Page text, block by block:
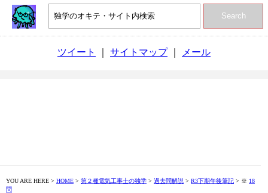
Search
ツイート サイトマップ｜ メール
YOU ARE HERE > HOME > 第２種電気工事士の独学 > 過去問解説 > R3下期午後筆記 > ※ 18
問